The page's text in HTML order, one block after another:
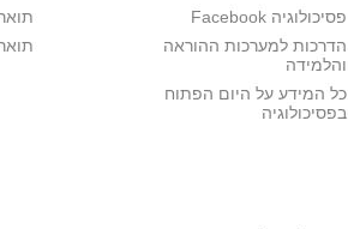
פסיכולוגיה Facebook
הדרכות למערכות ההוראה
והלמידה
כל המידע על היום הפתוח
בפסיכולוגיה